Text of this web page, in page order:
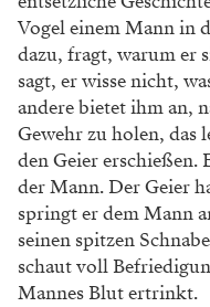
Vogel einem Mann in
dazu, fragt, warum er
sagt, er wisse nicht,
andere bietet ihm an,
Gewehr zu holen, das
den Geier erschießen.
der Mann. Der Geier
springt er dem Mann
seinen spitzen
schaut voll
Mannes Blut ertrinkt.